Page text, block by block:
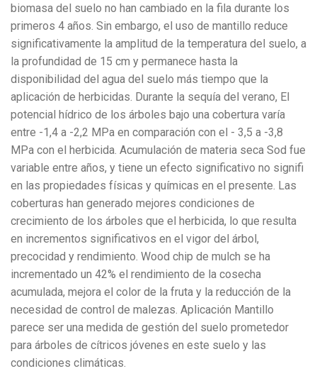
biomasa del suelo no han cambiado en la fila durante los
primeros 4 años. Sin embargo, el uso de mantillo reduce
significativamente la amplitud de la temperatura del suelo, a
la profundidad de 15 cm y permanece hasta la
disponibilidad del agua del suelo más tiempo que la
aplicación de herbicidas. Durante la sequía del verano, El
potencial hídrico de los árboles bajo una cobertura varía
entre -1,4 a -2,2 MPa en comparación con el - 3,5 a -3,8
MPa con el herbicida. Acumulación de materia seca Sod fue
variable entre años, y tiene un efecto significativo no signifi
en las propiedades físicas y químicas en el presente. Las
coberturas han generado mejores condiciones de
crecimiento de los árboles que el herbicida, lo que resulta
en incrementos significativos en el vigor del árbol,
precocidad y rendimiento. Wood chip de mulch se ha
incrementado un 42% el rendimiento de la cosecha
acumulada, mejora el color de la fruta y la reducción de la
necesidad de control de malezas. Aplicación Mantillo
parece ser una medida de gestión del suelo prometedor
para árboles de cítricos jóvenes en este suelo y las
condiciones climáticas.